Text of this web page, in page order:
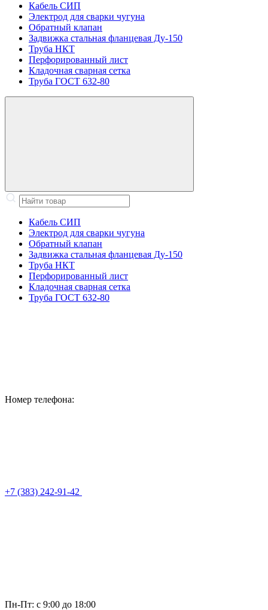
Кабель СИП
Электрод для сварки чугуна
Обратный клапан
Задвижка стальная фланцевая Ду-150
Труба НКТ
Перфорированный лист
Кладочная сварная сетка
Труба ГОСТ 632-80
Кабель СИП
Электрод для сварки чугуна
Обратный клапан
Задвижка стальная фланцевая Ду-150
Труба НКТ
Перфорированный лист
Кладочная сварная сетка
Труба ГОСТ 632-80
Номер телефона:
+7 (383) 242-91-42
Пн-Пт: с 9:00 до 18:00